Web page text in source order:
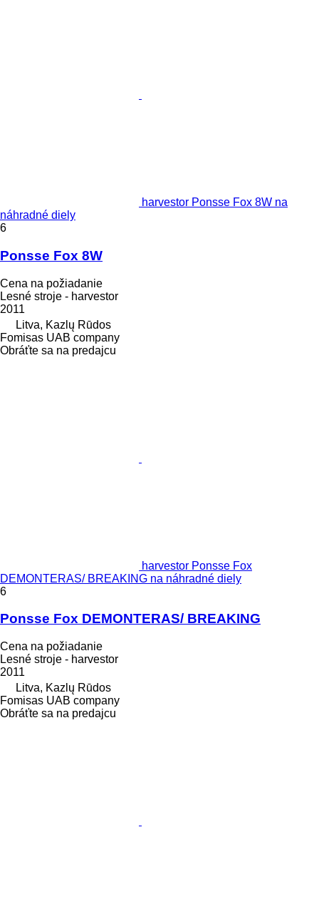
harvestor Ponsse Fox 8W na
náhradné diely
6
Ponsse Fox 8W
Cena na požiadanie
Lesné stroje - harvestor
2011
Litva, Kazlų Rūdos
Fomisas UAB company
Obráťte sa na predajcu
harvestor Ponsse Fox
DEMONTERAS/ BREAKING na náhradné diely
6
Ponsse Fox DEMONTERAS/ BREAKING
Cena na požiadanie
Lesné stroje - harvestor
2011
Litva, Kazlų Rūdos
Fomisas UAB company
Obráťte sa na predajcu